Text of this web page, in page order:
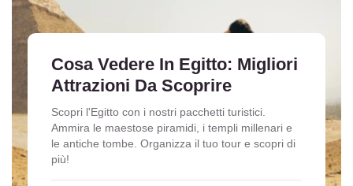
Cosa Vedere In Egitto: Migliori
Attrazioni Da Scoprire
Scopri l'Egitto con i nostri pacchetti turistici.
Ammira le maestose piramidi, i templi millenari e
le antiche tombe. Organizza il tuo tour e scopri di
più!